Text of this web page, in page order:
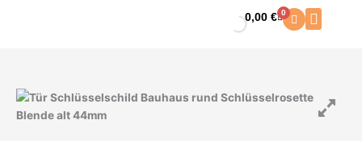
0,00€ 0
Warenkorb